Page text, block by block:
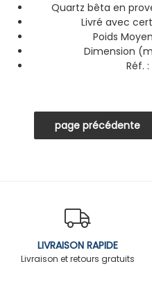
Quartz bêta en
Livré avec
Poids
Dimension
Réf. :
LIVRAISON RAPIDE
Livraison et retours gratuits